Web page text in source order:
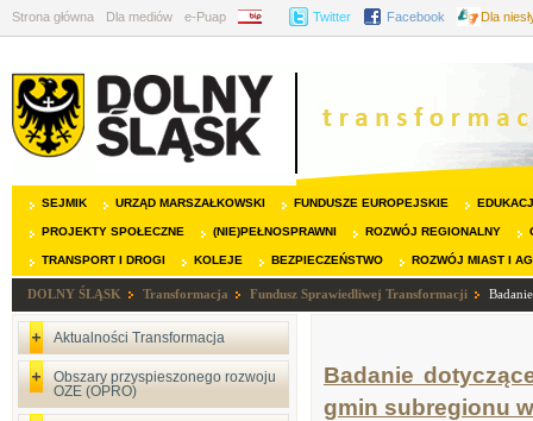
Strona główna Dla mediów e-Puap BIP Twitter Facebook Dla
SEJMIK URZĄD MARSZAŁKOWSKI FUNDUSZE EUROPEJSKIE
PROJEKTY SPOŁECZNE (NIE)PEŁNOSPRAWNI ROZWÓJ REGIONALNY
TRANSPORT I DROGI KOLEJE BEZPIECZEŃSTWO ROZWÓJ MIAST I
DOLNY ŚLĄSK Transformacja Fundusz Sprawiedliwej Transformacji
Aktualności Transformacja
Obszary przyspieszonego rozwoju
OZE (OPRO)
Badanie
gmin subregionu